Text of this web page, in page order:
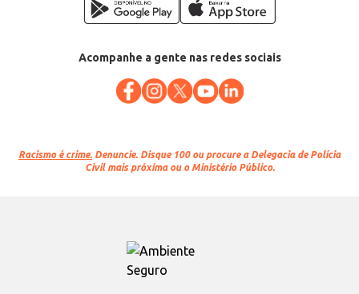
Acompanhe a gente nas redes sociais
Racismo é crime. Denuncie. Disque 100 ou procure a Delegacia de Polícia
Civil mais próxima ou o Ministério Público.